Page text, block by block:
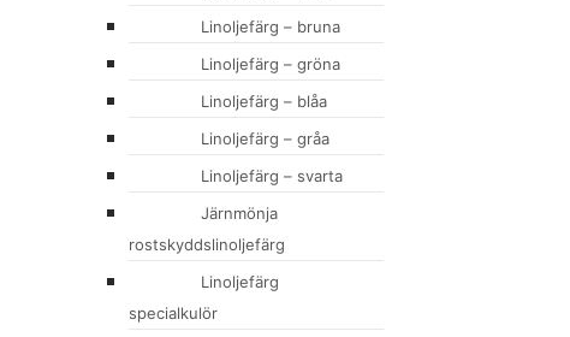
Linoljefärg – bruna
Linoljefärg – gröna
Linoljefärg – blåa
Linoljefärg – gråa
Linoljefärg – svarta
Järnmönja
rostskyddslinoljefärg
Linoljefärg
specialkulör